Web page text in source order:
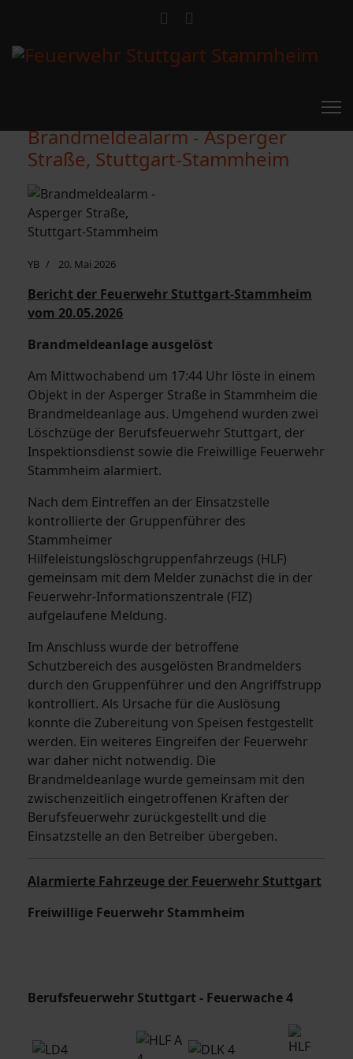
Brandmeldealarm - Asperger
Straße, Stuttgart-Stammheim
YB 20. Mai 2026
Bericht der Feuerwehr Stuttgart-Stammheim
vom 20.05.2026
Brandmeldeanlage ausgelöst
Am Mittwochabend um 17:44 Uhr löste in einem
Objekt in der Asperger Straße in Stammheim die
Brandmeldeanlage aus. Umgehend wurden zwei
Löschzüge der Berufsfeuerwehr Stuttgart, der
Inspektionsdienst sowie die Freiwillige Feuerwehr
Stammheim alarmiert.
Nach dem Eintreffen an der Einsatzstelle
kontrollierte der Gruppenführer des
Stammheimer
Hilfeleistungslöschgruppenfahrzeugs (HLF)
gemeinsam mit dem Melder zunächst die in der
Feuerwehr-Informationszentrale (FIZ)
aufgelaufene Meldung.
Im Anschluss wurde der betroffene
Schutzbereich des ausgelösten Brandmelders
durch den Gruppenführer und den Angriffstrupp
kontrolliert. Als Ursache für die Auslösung
konnte die Zubereitung von Speisen festgestellt
werden. Ein weiteres Eingreifen der Feuerwehr
war daher nicht notwendig. Die
Brandmeldeanlage wurde gemeinsam mit den
zwischenzeitlich eingetroffenen Kräften der
Berufsfeuerwehr zurückgestellt und die
Einsatzstelle an den Betreiber übergeben.
Alarmierte Fahrzeuge der Feuerwehr Stuttgart
Freiwillige Feuerwehr Stammheim
Berufsfeuerwehr Stuttgart - Feuerwache 4